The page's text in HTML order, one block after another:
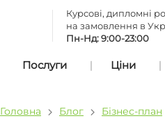
Курсові, дипломні
на замовлення в
Пн-Нд: 9:00-23:00
Послуги Ціни
Головна Блог Бізнес-план